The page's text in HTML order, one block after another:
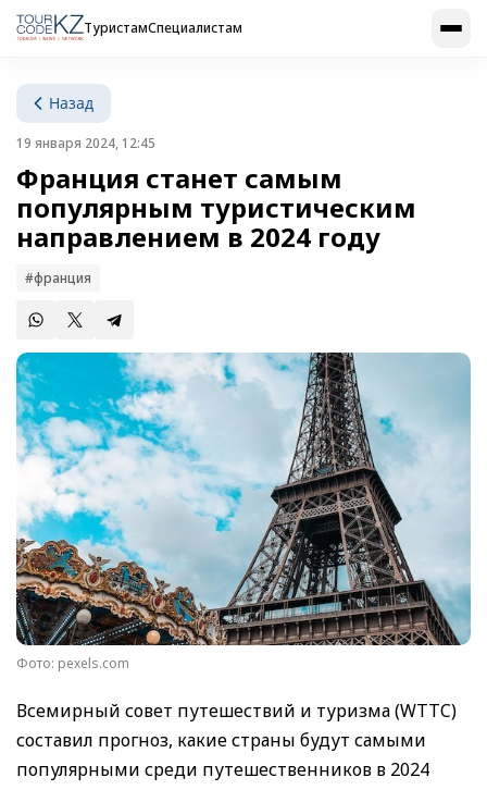
ТуристамСпециалистам
Назад
19 января 2024, 12:45
Франция станет самым
популярным туристическим
направлением в 2024 году
#франция
Фото: pexels.com
Всемирный совет путешествий и туризма (WTTC)
составил прогноз, какие страны будут самыми
популярными среди путешественников в 2024